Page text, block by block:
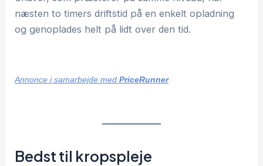
næsten to timers driftstid på en enkelt opladning
og genoplades helt på lidt over den tid.
Annonce i samarbejde medPriceRunner
Bedst til kropspleje